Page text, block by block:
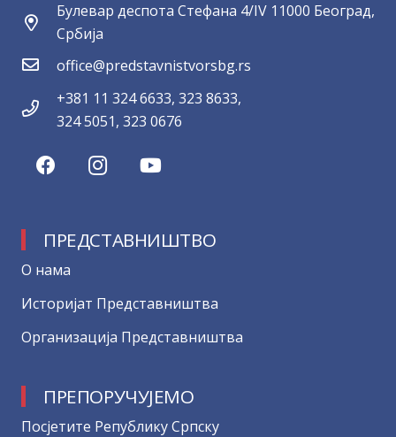
Булевар деспота Стефана 4/IV 11000 Београд,
Србија
office@predstavnistvorsbg.rs
+381 11 324 6633, 323 8633,
324 5051, 323 0676
ПРЕДСТАВНИШТВО
О нама
Историјат Представништва
Организација Представништва
ПРЕПОРУЧУЈЕМО
Посјетите Републику Српску